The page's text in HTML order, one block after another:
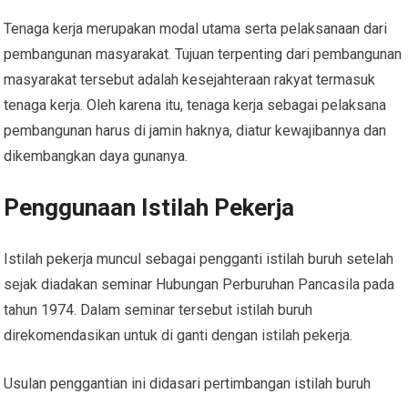
Tenaga kerja merupakan modal utama serta pelaksanaan dari
pembangunan masyarakat. Tujuan terpenting dari pembangunan
masyarakat tersebut adalah kesejahteraan rakyat termasuk
tenaga kerja. Oleh karena itu, tenaga kerja sebagai pelaksana
pembangunan harus di jamin haknya, diatur kewajibannya dan
dikembangkan daya gunanya.
Penggunaan Istilah Pekerja
Istilah pekerja muncul sebagai pengganti istilah buruh setelah
sejak diadakan seminar Hubungan Perburuhan Pancasila pada
tahun 1974. Dalam seminar tersebut istilah buruh
direkomendasikan untuk di ganti dengan istilah pekerja.
Usulan penggantian ini didasari pertimbangan istilah buruh